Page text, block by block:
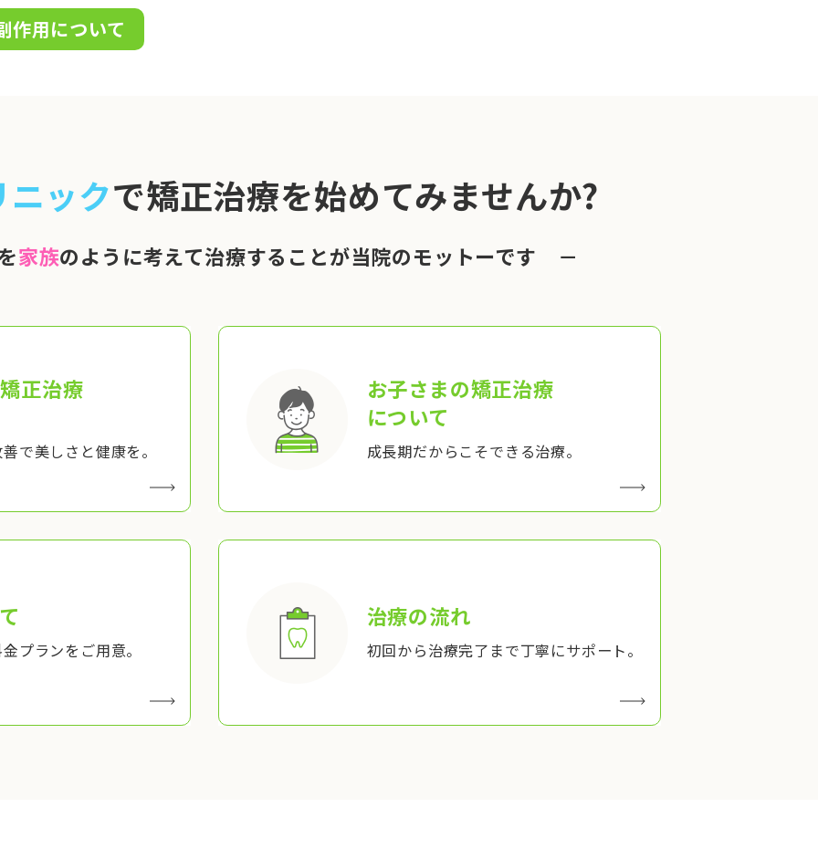
作用について
ックで矯正治療を始めてみませんか?
家族のように考えて治療することが当院のモットーです －
正治療
で美しさと健康を。
お子さまの矯正治療
について
成長期だからこそできる治療。
プランをご用意。
治療の流れ
初回から治療完了まで丁寧にサポート。